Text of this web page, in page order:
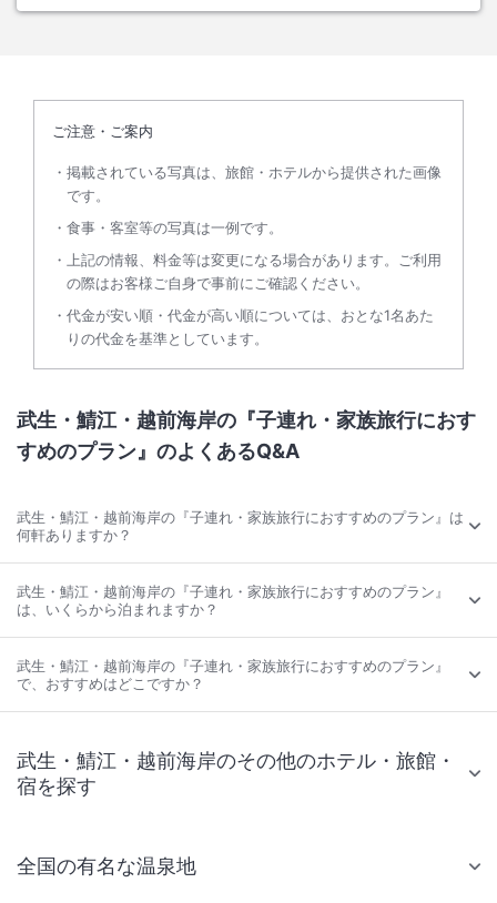
ご注意・ご案内
掲載されている写真は、旅館・ホテルから提供された画像
です。
食事・客室等の写真は一例です。
上記の情報、料金等は変更になる場合があります。ご利用
の際はお客様ご自身で事前にご確認ください。
代金が安い順・代金が高い順については、おとな1名あた
りの代金を基準としています。
武生・鯖江・越前海岸の『子連れ・家族旅行におす
すめのプラン』のよくあるQ&A
武生・鯖江・越前海岸の『子連れ・家族旅行におすすめのプラン』は
何軒ありますか？
武生・鯖江・越前海岸の『子連れ・家族旅行におすすめのプラン』
は、いくらから泊まれますか？
武生・鯖江・越前海岸の『子連れ・家族旅行におすすめのプラン』
で、おすすめはどこですか？
武生・鯖江・越前海岸のその他のホテル・旅館・
宿を探す
全国の有名な温泉地